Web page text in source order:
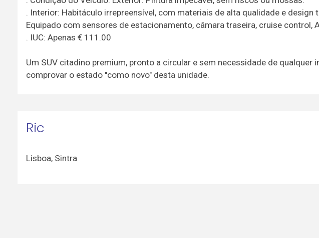
. Interior: Habitáculo irrepreensível, com materiais de alta qualidade e
Equipado com sensores de estacionamento, câmara traseira, cruise control,
. IUC: Apenas € 111.00
Um SUV citadino premium, pronto a circular e sem necessidade de qualquer
comprovar o estado "como novo" desta unidade.
Ric
Lisboa, Sintra